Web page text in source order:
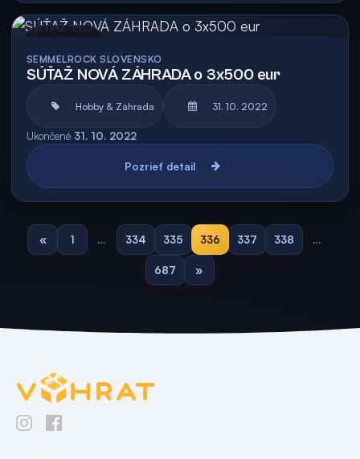
SEMMELROCK SLOVENSKO
SÚŤAŽ NOVÁ ZÁHRADA o 3x500 eur
Hobby & Záhrada 31. 10. 2022
Ukončené 31. 10. 2022
Pozrieť detail
« 1 … 334 335 336 337 338 …
687 »